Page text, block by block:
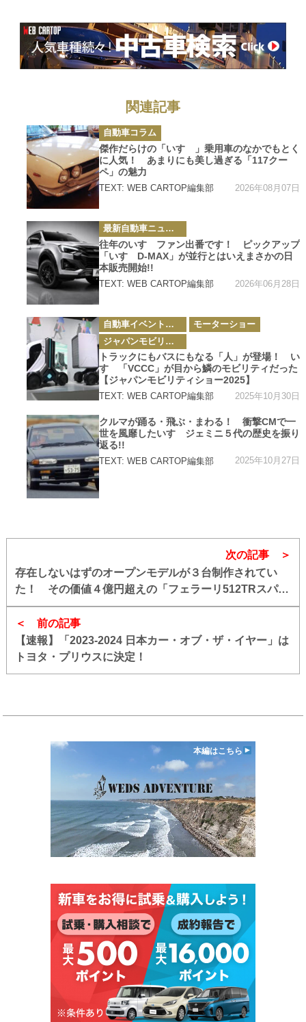
関連記事
カ
テ
ゴ
リ
ー
自動車コラム
傑作だらけの「いすゞ」乗用車のなかでもとく
に人気！ あまりにも美し過ぎる「117クー
ペ」の魅力
TEXT: WEB CARTOP編集部 2026年08月07日
カ
テ
ゴ
リ
ー
最新自動車ニュース
往年のいすゞファン出番です！ ピックアップ
「いすゞD-MAX」が並行とはいえまさかの日
本販売開始!!
TEXT: WEB CARTOP編集部 2026年06月28日
カ
テ
ゴ
リ
ー
自動車イベント・カーイベント
モーターショー
ジャパンモビリティショー
トラックにもバスにもなる「人」が登場！ い
すゞ「VCCC」が目から鱗のモビリティだった
【ジャパンモビリティショー2025】
TEXT: WEB CARTOP編集部 2025年10月30日
カ
テ
ゴ
リ
ー
クルマが踊る・飛ぶ・まわる！ 衝撃CMで一
世を風靡したいすゞジェミニ５代の歴史を振り
返る!!
TEXT: WEB CARTOP編集部 2025年10月27日
前の記事
【速報】「2023-2024 日本カー・オブ・ザ・イヤー」は
トヨタ・プリウスに決定！
次の記事
存在しないはずのオープンモデルが３台制作されてい
た！ その価値４億円超えの「フェラーリ512TRスパイ
ダー」
本編はこちら